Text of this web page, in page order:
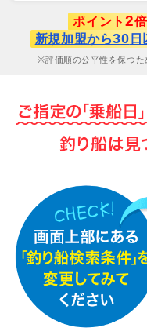
ポイント 2倍
新規加盟から30
評価順の公平性を保つた